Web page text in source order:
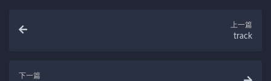
上一篇
track
下一篇